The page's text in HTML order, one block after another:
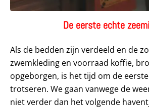
De eerste echte
Als de bedden zijn verdeeld en de
zwemkleding en voorraad koffie,
opgeborgen, is het tijd om de
trotseren. We gaan vanwege de
niet verder dan het volgende